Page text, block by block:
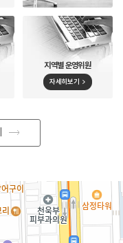
지역별 운영위원
자세히보기